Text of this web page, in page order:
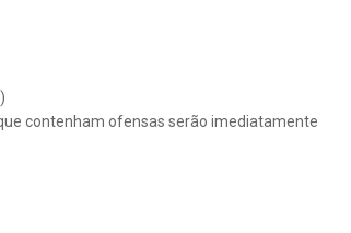
contenham ofensas serão imediatamente